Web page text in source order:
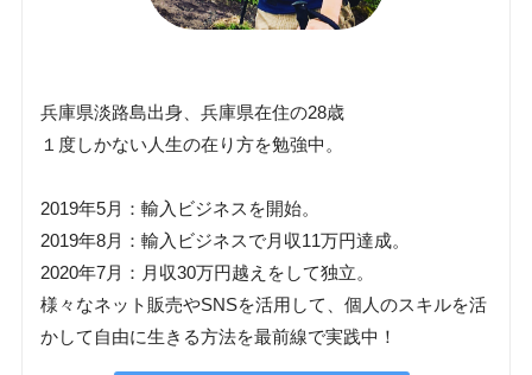
兵庫県淡路島出身、兵庫県在住の28歳
１度しかない人生の在り方を勉強中。
2019年5月：輸入ビジネスを開始。
2019年8月：輸入ビジネスで月収11万円達成。
2020年7月：月収30万円越えをして独立。
様々なネット販売やSNSを活用して、個人のスキルを活
かして自由に生きる方法を最前線で実践中！